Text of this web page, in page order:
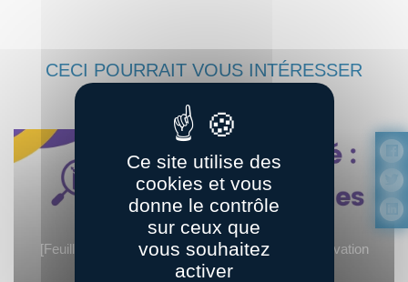
CECI POURRAIT VOUS INTÉRESSER
sept.
[Feuille de route logistique] GT compétitivité : innovation
et...
Ce site utilise des
cookies et vous
donne le contrôle
sur ceux que
vous souhaitez
activer